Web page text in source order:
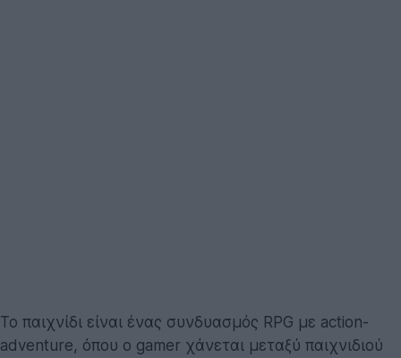
Το παιχνίδι είναι ένας συνδυασμός RPG με action-
adventure, όπου ο gamer χάνεται μεταξύ παιχνιδιού